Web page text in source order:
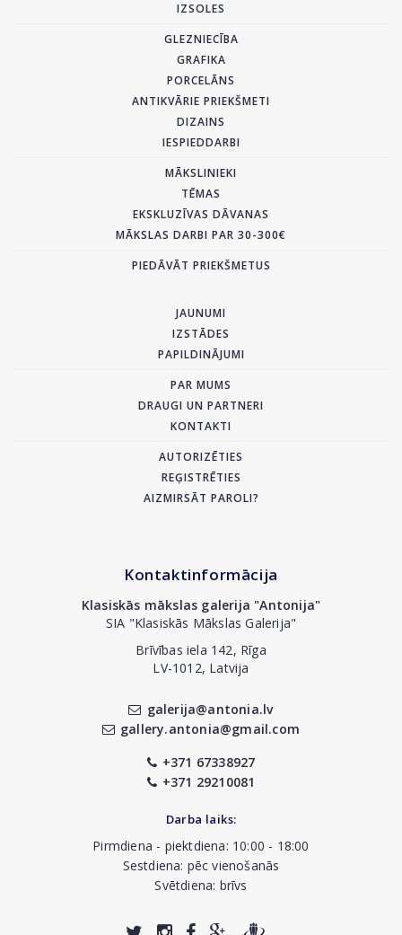
IZSOLES
GLEZNIECĪBA
GRAFIKA
PORCELĀNS
ANTIKVĀRIE PRIEKŠMETI
DIZAINS
IESPIEDDARBI
MĀKSLINIEKI
TĒMAS
EKSKLUZĪVAS DĀVANAS
MĀKSLAS DARBI PAR 30-300€
PIEDĀVĀT PRIEKŠMETUS
JAUNUMI
IZSTĀDES
PAPILDINĀJUMI
PAR MUMS
DRAUGI UN PARTNERI
KONTAKTI
AUTORIZĒTIES
REĢISTRĒTIES
AIZMIRSĀT PAROLI?
Kontaktinformācija
Klasiskās mākslas galerija "Antonija"
SIA "Klasiskās Mākslas Galerija"
Brīvības iela 142, Rīga
LV-1012, Latvija
galerija@antonia.lv
gallery.antonia@gmail.com
+371 67338927
+371 29210081
Darba laiks:
Pirmdiena - piektdiena: 10:00 - 18:00
Sestdiena: pēc vienošanās
Svētdiena: brīvs